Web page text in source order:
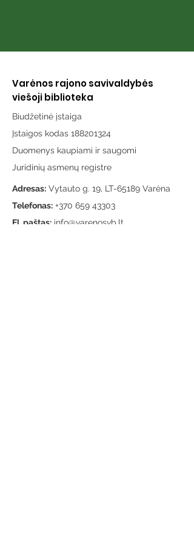
Varėnos rajono savivaldybės
viešoji biblioteka
Biudžetinė įstaiga
Įstaigos kodas 188201324
Duomenys kaupiami ir saugomi
Juridinių asmenų registre
Adresas: Vytauto g. 19, LT-65189 Varėna
Telefonas: +370 659 43303
El. paštas: info@varenosvb.lt